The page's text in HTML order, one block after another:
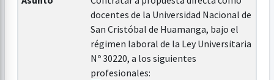
docentes de la Universidad Nacional de
San Cristóbal de Huamanga, bajo el
régimen laboral de la Ley Universitaria
Nº 30220, a los siguientes
profesionales: